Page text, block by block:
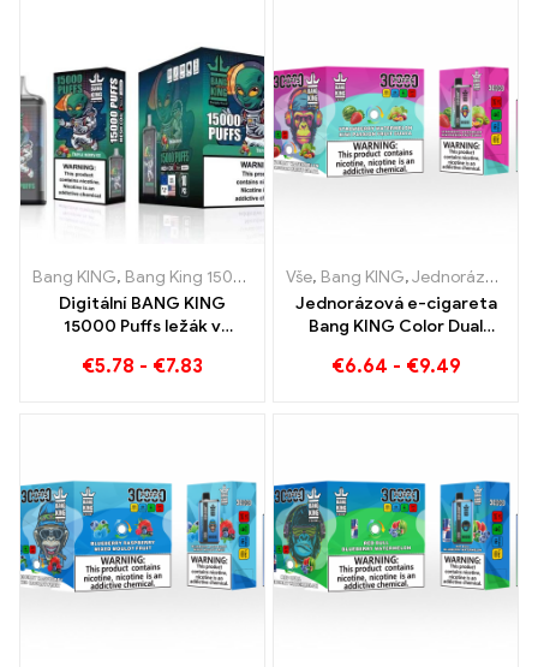
Bang KING, Bang King 15000 Obláčky ,Jednorázová e-cigareta s
Digitální BANG KING
15000 Puffs ležák v
Bezoškolské potěšení
€5.78 - €7.83
Vše, Bang KING,Jednorázové e-cigarety Litva
Jednorázová e-cigareta
Bang KING Color Dual
chuti s jahodovým
€6.64 - €9.49